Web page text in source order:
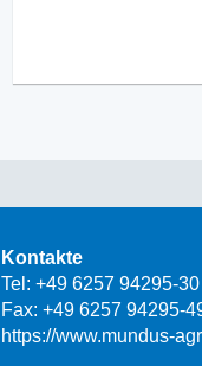
Kontakte
Tel: +49 6257 94295-30
Fax: +49 6257 94295-
https://www.mundus-